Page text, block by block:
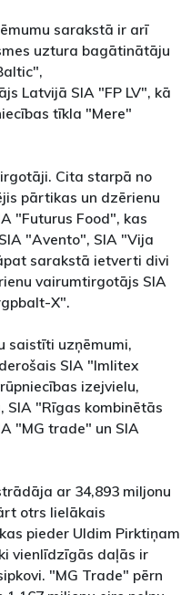
sarakstā ir arī
uztura bagātinātāju
Latvijā SIA "FP LV", kā
tīkla "Mere"
Cita starpā no
pārtikas un dzērienu
"Futurus Food", kas
"Avento", SIA "Vija
sarakstā ietverti divi
vairumtirgotājs SIA
X".
saistīti uzņēmumi,
SIA "Imlitex
izejvielu,
"Rīgas kombinētās
"MG trade" un SIA
ar 34,893 miljonu
otrs lielākais
pieder Uldim Pirktiņam
vienlīdzīgās daļās ir
"MG Trade" pērn